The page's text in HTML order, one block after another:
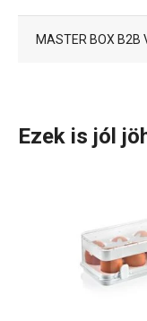
MASTER BOX B2B
Ezek is jól